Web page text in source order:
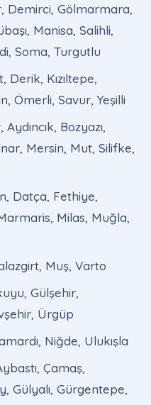
Demirci, Gölmarmara,
Manisa, Salihli,
Soma, Turgutlu
Kızıltepe,
Ömerli, Savur, Yeşilli
Bozyazı,
Mersin, Mut, Silifke,
Datça, Fethiye,
Milas, Muğla,
Muş, Varto
Gülşehir,
Ürgüp
Niğde, Ulukışla
Çamaş,
Gülyalı, Gürgentepe,